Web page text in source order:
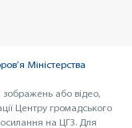
Міністерства
зображень або відео,
Центру громадського
на ЦГЗ. Для